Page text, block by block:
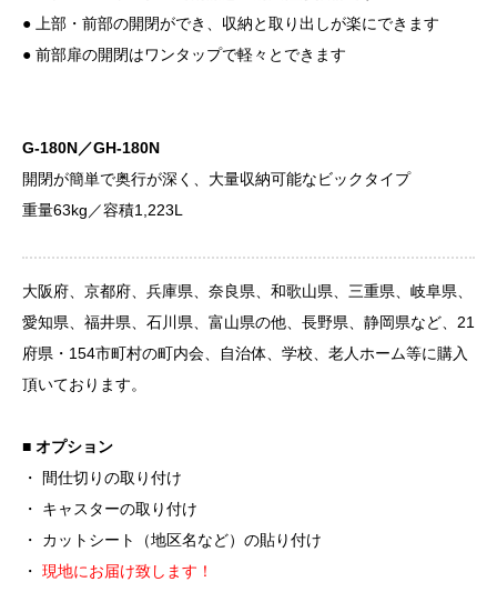
● 上部・前部の開閉ができ、収納と取り出しが楽にできます
● 前部扉の開閉はワンタップで軽々とできます
G-180N／GH-180N
開閉が簡単で奥行が深く、大量収納可能なビックタイプ
重量63kg／容積1,223L
大阪府、京都府、兵庫県、奈良県、和歌山県、三重県、岐阜県、
愛知県、福井県、石川県、富山県の他、長野県、静岡県など、21
府県・154市町村の町内会、自治体、学校、老人ホーム等に購入
頂いております。
■ オプション
・ 間仕切りの取り付け
・ キャスターの取り付け
・ カットシート（地区名など）の貼り付け
・ 現地にお届け致します！